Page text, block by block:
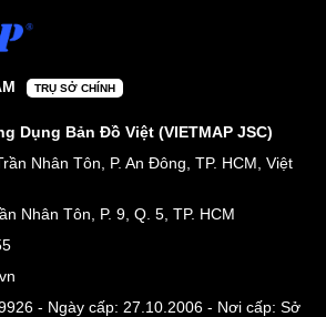
TRỤ SỞ CHÍNH
Dụng Bản Đồ Việt (VIETMAP JSC)
Nhân Tôn, P. An Đông, TP. HCM, Việt
Nhân Tôn, P. 9, Q. 5, TP. HCM
- Ngày cấp: 27.10.2006 - Nơi cấp: Sở